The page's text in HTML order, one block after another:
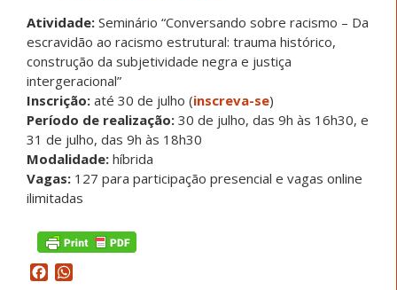
Atividade: Seminário “Conversando sobre racismo – Da
escravidão ao racismo estrutural: trauma histórico,
construção da subjetividade negra e justiça
intergeracional”
Inscrição: até 30 de julho (inscreva-se)
Período de realização: 30 de julho, das 9h às 16h30, e
31 de julho, das 9h às 18h30
Modalidade: híbrida
Vagas: 127 para participação presencial e vagas online
ilimitadas
Facebook